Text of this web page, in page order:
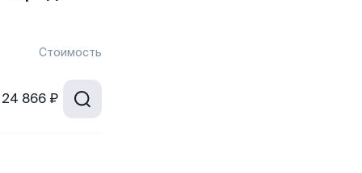
Стоимость
24 866 ₽